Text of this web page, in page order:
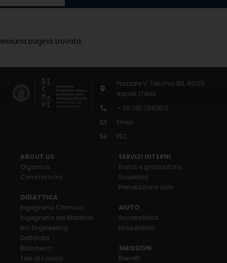
pagina trovata.
Piazzale V. Tecchio 80, 80125
Napoli, ITALIA
+ 39 081 7682512
Email
PEC
ABOUT US
Organico
Commissioni
DIDATTICA
Ingegneria Chimica
Ingegneria dei Materiali
Bio Engineering
Dottorato
Biblioteca
Tesi di Laurea
SERVIZI INTERNI
Bandi e graduatorie
Sicurezza
Prenotazione aule
AIUTO
Accessibilità
Modulistica
3MISSION
Brevetti